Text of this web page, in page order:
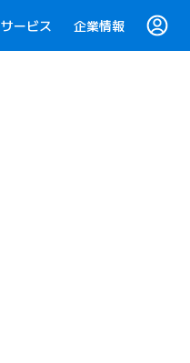
サービス 企業情報